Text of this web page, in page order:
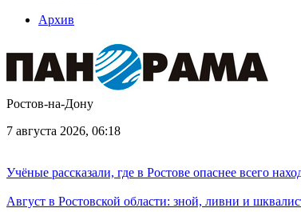
Архив
Ростов-на-Дону
7 августа 2026, 06:18
Учёные рассказали, где в Ростове опаснее всего
Август в Ростовской области: зной, ливни и